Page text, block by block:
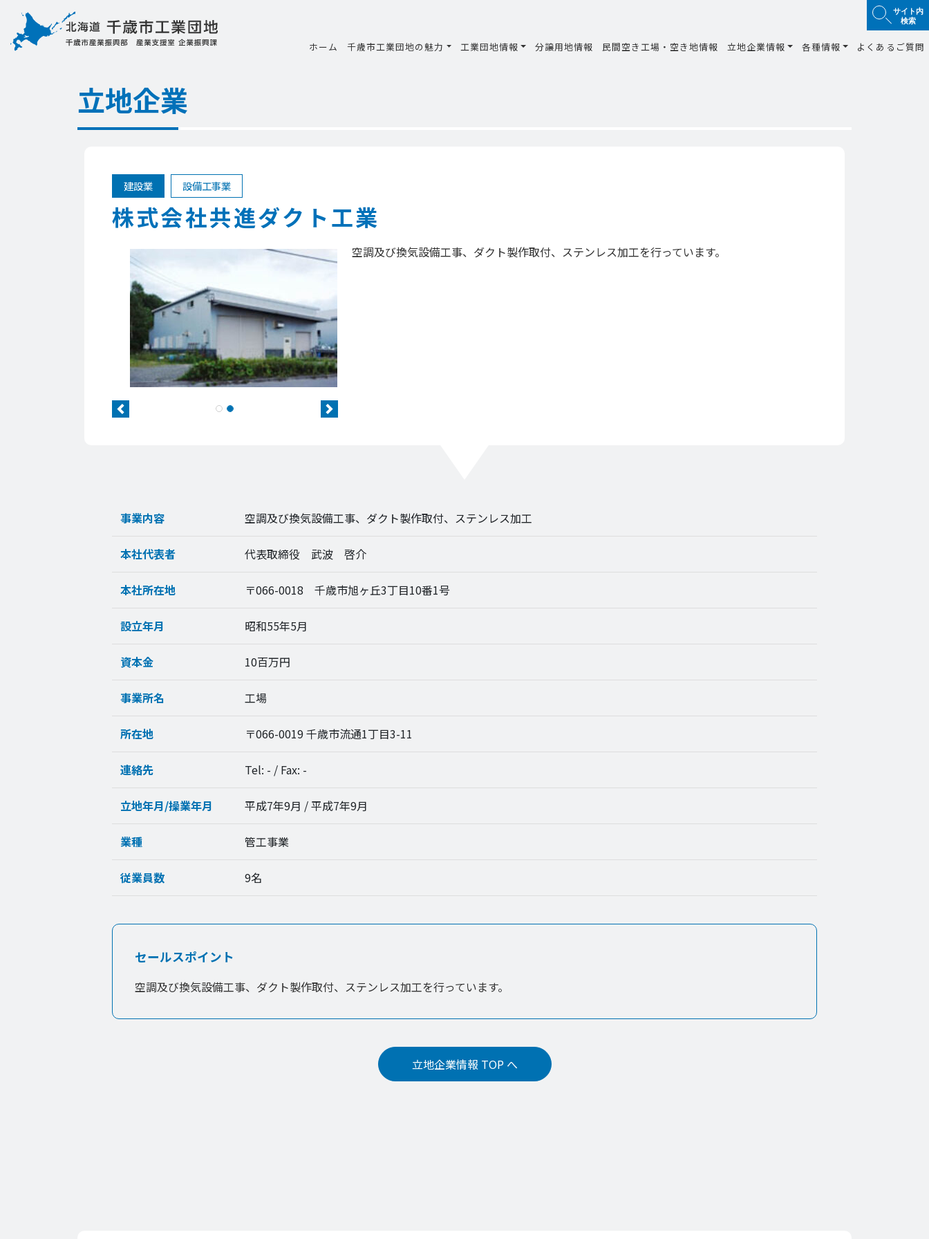
サイト内
検索
ホーム 千歳市工業団地の魅力 工業団地情報 分譲用地情報 民間空き工場・空き地情報 立地企業情報 各種情報 よくあるご質問
立地企業
建設業 設備工事業
株式会社共進ダクト工業
Previous Next
空調及び換気設備工事、ダクト製作取付、ステンレス加工を行っています。
事業内容 空調及び換気設備工事、ダクト製作取付、ステンレス加工
本社代表者 代表取締役 武波 啓介
本社所在地 〒066-0018 千歳市旭ヶ丘3丁目10番1号
設立年月 昭和55年5月
資本金 10百万円
事業所名 工場
所在地 〒066-0019 千歳市流通1丁目3-11
連絡先 Tel: - / Fax: -
立地年月/操業年月 平成7年9月 / 平成7年9月
業種 管工事業
従業員数 9名
セールスポイント
空調及び換気設備工事、ダクト製作取付、ステンレス加工を行っています。
立地企業情報 TOP へ